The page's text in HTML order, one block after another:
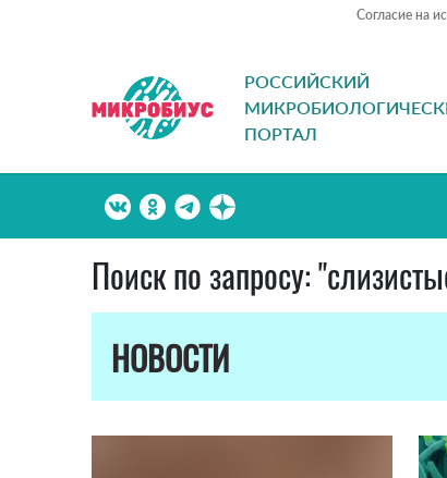
Согласие на
РОССИЙСКИЙ
ПОРТАЛ
Поиск по запросу:
НОВОСТИ